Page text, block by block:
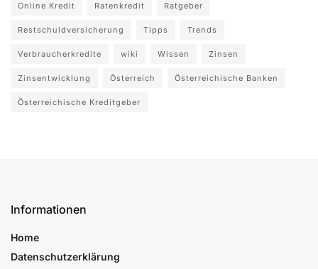
Online Kredit Ratenkredit Ratgeber
Restschuldversicherung Tipps Trends
Verbraucherkredite wiki Wissen Zinsen
Zinsentwicklung Österreich Österreichische Banken
Österreichische Kreditgeber
Informationen
Home
Datenschutzerklärung